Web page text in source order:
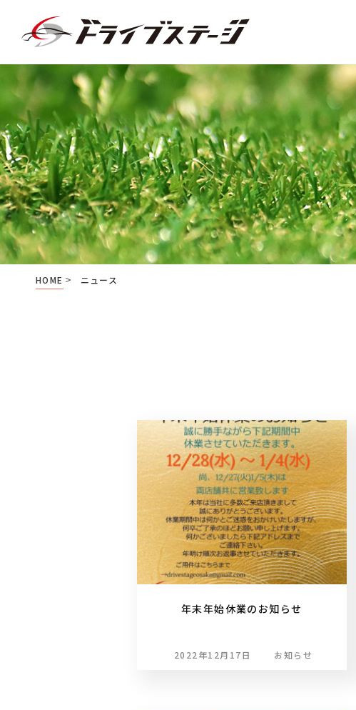
新車中古車販売 車委託販売
3×3 SPONSORED
店舗挨拶 会社情報
HOME ニュース
年末年始休業のお知らせ
2022年12月17日 お知らせ